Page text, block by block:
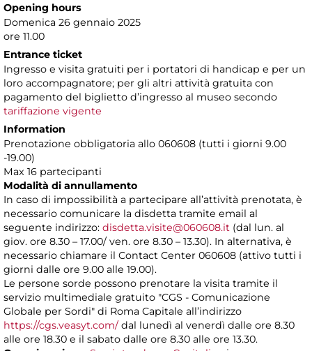
Opening hours
Domenica 26 gennaio 2025
ore 11.00
Entrance ticket
Ingresso e visita gratuiti per i portatori di handicap e per un
loro accompagnatore; per gli altri attività gratuita con
pagamento del biglietto d’ingresso al museo secondo
tariffazione vigente
Information
Prenotazione obbligatoria allo 060608 (tutti i giorni 9.00
-19.00)
Max 16 partecipanti
Modalità di annullamento
In caso di impossibilità a partecipare all’attività prenotata, è
necessario comunicare la disdetta tramite email al
seguente indirizzo: disdetta.visite@060608.it (dal lun. al
giov. ore 8.30 – 17.00/ ven. ore 8.30 – 13.30). In alternativa, è
necessario chiamare il Contact Center 060608 (attivo tutti i
giorni dalle ore 9.00 alle 19.00).
Le persone sorde possono prenotare la visita tramite il
servizio multimediale gratuito "CGS - Comunicazione
Globale per Sordi" di Roma Capitale all’indirizzo
https://cgs.veasyt.com/ dal lunedì al venerdì dalle ore 8.30
alle ore 18.30 e il sabato dalle ore 8.30 alle ore 13.30.